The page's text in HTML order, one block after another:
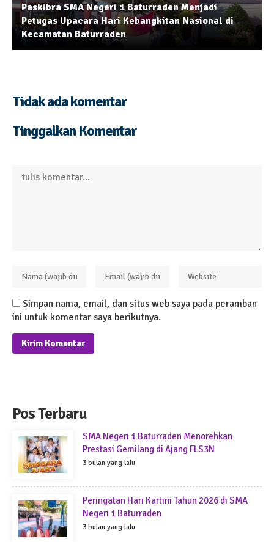
Paskibra SMA Negeri 1 Baturraden Menjadi
Petugas Upacara Hari Kebangkitan Nasional di
Kecamatan Baturraden
Tidak ada komentar
Tinggalkan Komentar
Simpan nama, email, dan situs web saya pada peramban
ini untuk komentar saya berikutnya.
Pos Terbaru
SMA Negeri 1 Baturraden Menorehkan
Prestasi Gemilang di Ajang FLS3N
3 bulan yang lalu
Peringatan Hari Kartini Tahun 2026 di SMA
Negeri 1 Baturraden
3 bulan yang lalu